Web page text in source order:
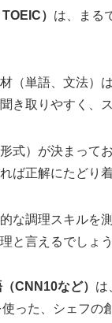
） は、まる
（単語、文法）
き取りやすく、
式）が決まって
ば正解にたどり
な調理スキルを
と言えるでしょう
CNN10など） は
った、シェフの